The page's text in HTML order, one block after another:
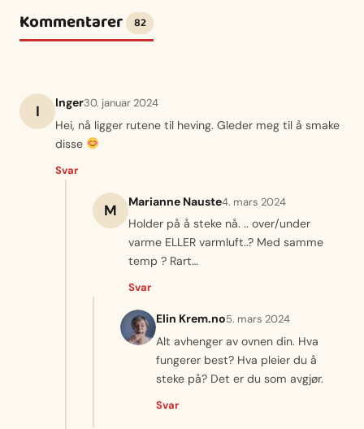
Kommentarer 82
I Inger30. januar 2024
Hei, nå ligger rutene til heving. Gleder meg til å smake
disse
Svar
M Marianne Nauste4. mars 2024
Holder på å steke nå. .. over/under
varme ELLER varmluft..? Med samme
temp ? Rart…
Svar
Elin Krem.no5. mars 2024
Alt avhenger av ovnen din. Hva
fungerer best? Hva pleier du å
steke på? Det er du som avgjør.
Svar